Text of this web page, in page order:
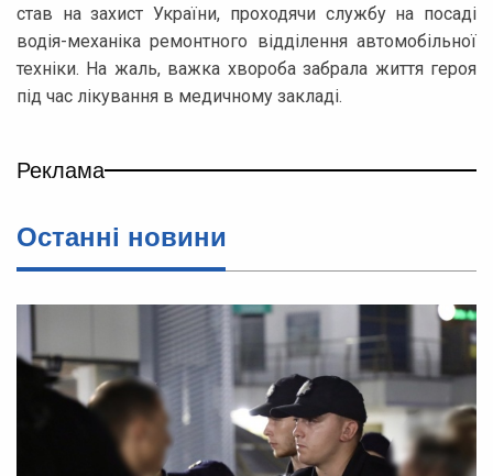
став на захист України, проходячи службу на посаді
водія-механіка ремонтного відділення автомобільної
техніки. На жаль, важка хвороба забрала життя героя
під час лікування в медичному закладі.
Реклама
Останні новини